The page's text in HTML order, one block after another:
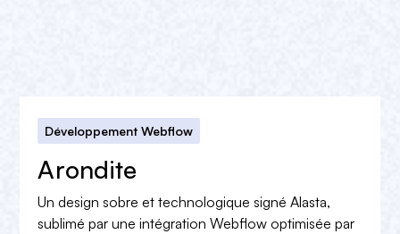
Développement Webflow
Arondite
Un design sobre et technologique signé Alasta,
sublimé par une intégration Webflow optimisée par